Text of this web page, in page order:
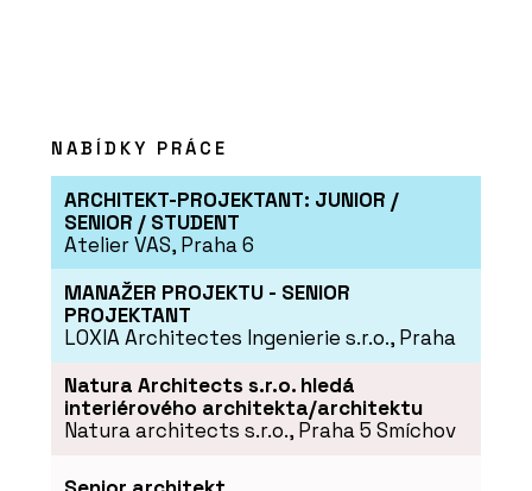
PRODUKTY
Profikalkulátor Rigips
NABÍDKY PRÁCE
ARCHITEKT-PROJEKTANT: JUNIOR /
SENIOR / STUDENT
Atelier VAS, Praha 6
MANAŽER PROJEKTU - SENIOR
PROJEKTANT
LOXIA Architectes Ingenierie s.r.o., Praha
Natura Architects s.r.o. hledá
interiérového architekta/architektu
Natura architects s.r.o., Praha 5 Smíchov